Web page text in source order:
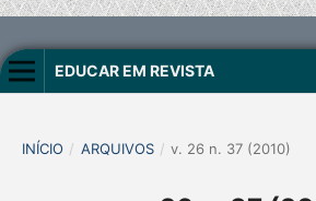
EDUCAR EM REVISTA
INÍCIO / ARQUIVOS / v. 26 n. 37 (2010)